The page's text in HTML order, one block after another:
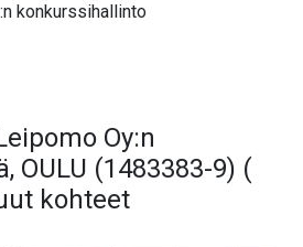
konkurssihallinto
Oy:n
OULU (1483383-9) (
kohteet